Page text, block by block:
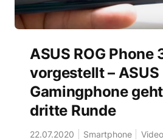
ASUS ROG Phone
vorgestellt – ASUS
Gamingphone
dritte Runde
22.07.2020 Smartphone Video